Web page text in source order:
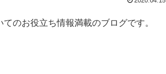
のお役立ち情報満載のブログです。